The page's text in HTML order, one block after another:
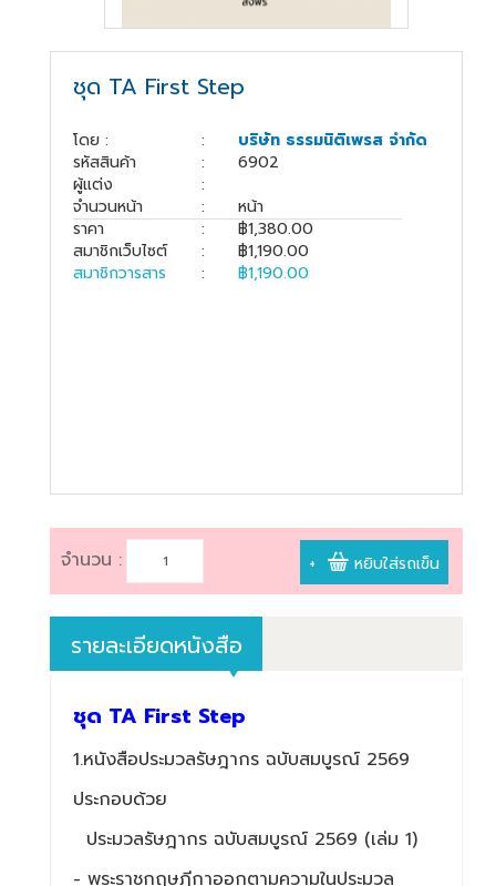
บางซื่อ เขตบางซื่อ
กรุงเทพมหานคร
(02) 555-
0700(Auto)ext.713
โทรสาร : (02) 555-
0728
ชุด TA First Step
โดย : :
บริษัท ธรรมนิติเพรส จำกัด
รหัสสินค้า
:
6902
ผู้แต่ง
:
จำนวนหน้า
:
หน้า
ราคา
:
฿1,380.00
สมาชิกเว็บไซต์
:
฿1,190.00
สมาชิกวารสาร
: ฿1,190.00
จำนวน : หยิบใส่รถเข็น
รายละเอียดหนังสือ
ชุด TA First Step
1.หนังสือประมวลรัษฎากร ฉบับสมบูรณ์ 2569
ประกอบด้วย
ประมวลรัษฎากร ฉบับสมบูรณ์ 2569 (เล่ม 1)
- พระราชกฤษฎีกาออกตามความในประมวล